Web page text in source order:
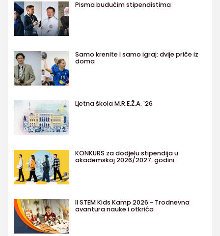
Pisma budućim stipendistima
Samo krenite i samo igraj: dvije priče iz
doma
Ljetna škola M.R.E.Ž.A. '26
KONKURS za dodjelu stipendija u
akademskoj 2026/2027. godini
II STEM Kids Kamp 2026 - Trodnevna
avantura nauke i otkrića